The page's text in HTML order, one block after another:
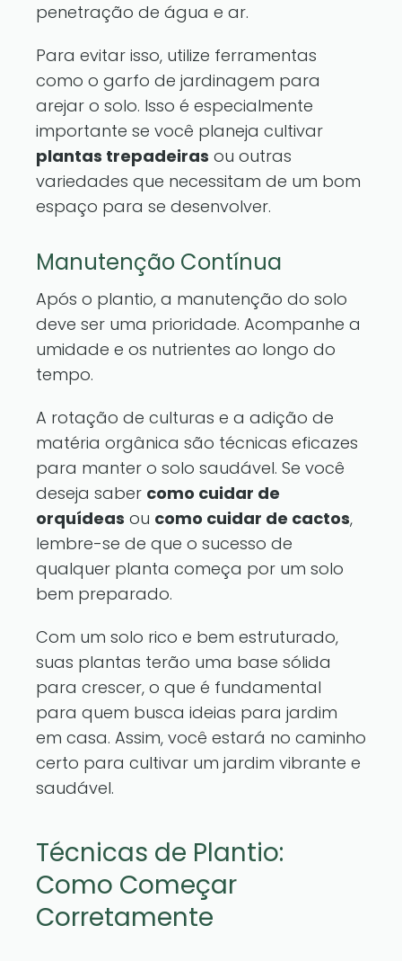
penetração de água e ar.
Para evitar isso, utilize ferramentas
como o garfo de jardinagem para
arejar o solo. Isso é especialmente
importante se você planeja cultivar
plantas trepadeiras ou outras
variedades que necessitam de um bom
espaço para se desenvolver.
Manutenção Contínua
Após o plantio, a manutenção do solo
deve ser uma prioridade. Acompanhe a
umidade e os nutrientes ao longo do
tempo.
A rotação de culturas e a adição de
matéria orgânica são técnicas eficazes
para manter o solo saudável. Se você
deseja saber como cuidar de
orquídeas ou como cuidar de cactos,
lembre-se de que o sucesso de
qualquer planta começa por um solo
bem preparado.
Com um solo rico e bem estruturado,
suas plantas terão uma base sólida
para crescer, o que é fundamental
para quem busca ideias para jardim
em casa. Assim, você estará no caminho
certo para cultivar um jardim vibrante e
saudável.
Técnicas de Plantio:
Como Começar
Corretamente